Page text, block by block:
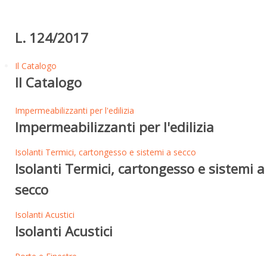
L. 124/2017
Il Catalogo
Il Catalogo
Impermeabilizzanti per l'edilizia
Impermeabilizzanti per l'edilizia
Isolanti Termici, cartongesso e sistemi a secco
Isolanti Termici, cartongesso e sistemi a
secco
Isolanti Acustici
Isolanti Acustici